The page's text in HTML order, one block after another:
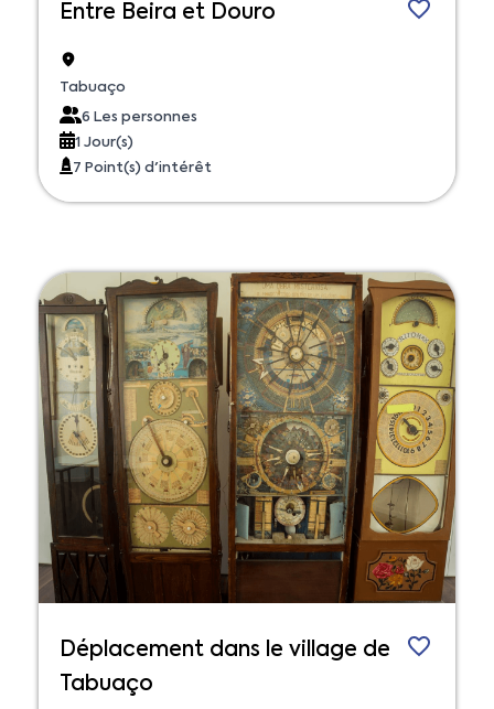
Entre Beira et Douro
Tabuaço
6 Les personnes
1 Jour(s)
7 Point(s) d'intérêt
Déplacement dans le village de
Tabuaço